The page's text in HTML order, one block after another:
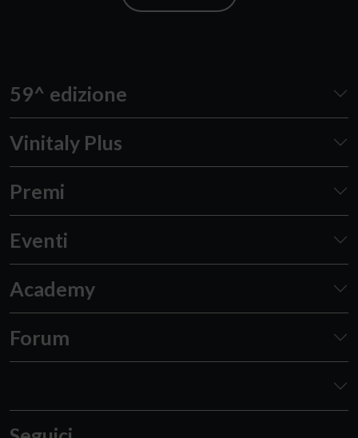
59^ edizione
Vinitaly Plus
Premi
Eventi
Academy
Forum